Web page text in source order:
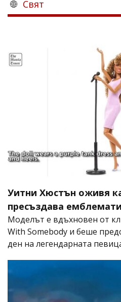
Свят
Уитни Хюстън оживя
пресъздава
Моделът е вдъхновен от
With Somebody и беше
ден на легендарната